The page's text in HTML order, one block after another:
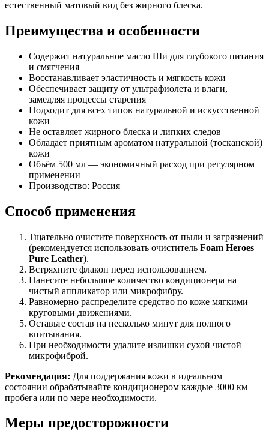
естественный матовый вид без жирного блеска.
Преимущества и особенности
Содержит натуральное масло Ши для глубокого питания
и смягчения
Восстанавливает эластичность и мягкость кожи
Обеспечивает защиту от ультрафиолета и влаги,
замедляя процессы старения
Подходит для всех типов натуральной и искусственной
кожи
Не оставляет жирного блеска и липких следов
Обладает приятным ароматом натуральной (тосканской)
кожи
Объём 500 мл — экономичный расход при регулярном
применении
Производство: Россия
Способ применения
Тщательно очистите поверхность от пыли и загрязнений
(рекомендуется использовать очиститель Foam Heroes
Pure Leather).
Встряхните флакон перед использованием.
Нанесите небольшое количество кондиционера на
чистый аппликатор или микрофибру.
Равномерно распределите средство по коже мягкими
круговыми движениями.
Оставьте состав на несколько минут для полного
впитывания.
При необходимости удалите излишки сухой чистой
микрофиброй.
Рекомендация: Для поддержания кожи в идеальном
состоянии обрабатывайте кондиционером каждые 3000 км
пробега или по мере необходимости.
Меры предосторожности